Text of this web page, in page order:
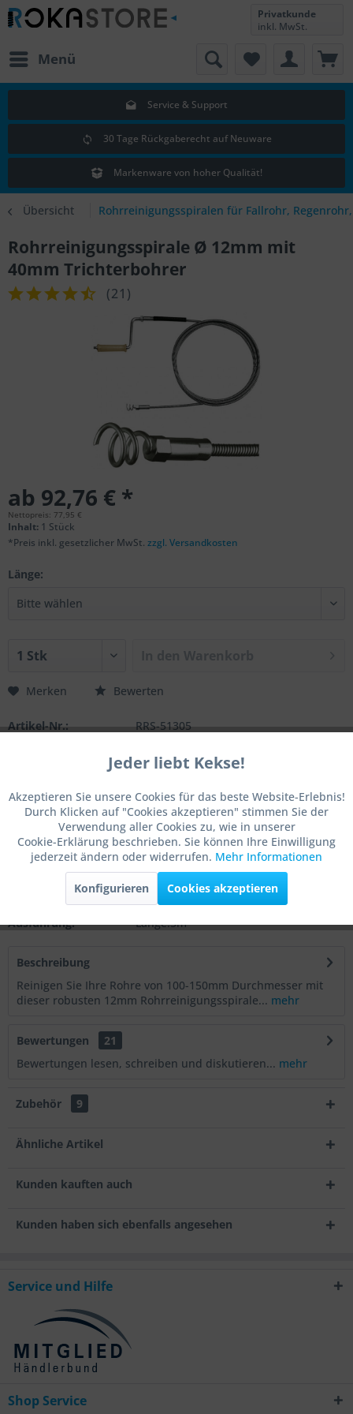
Menü
Privatkunde
inkl. MwSt.
Service & Support
30 Tage Rückgaberecht auf Neuware
Markenware von hoher Qualität!
Übersicht Rohrreinigungsspiralen für Fallrohr,
Rohrreinigungsspirale Ø 12mm mit
40mm Trichterbohrer
(21 )
ab 92,76 € *
Nettopreis: 77,95 €
Inhalt: 1 Stück
*Preis inkl. gesetzlicher MwSt. zzgl. Versandkosten
Länge:
Merken Bewerten
Artikel-Nr.:
RRS-51305
RRS-51305
Ratgeber Artikel zu diesem Produkt
Die richtige Länge einer Rohrreinigungsspirale ermitteln
Rohrreinigungsspirale: Funktion und Anwendung
So finden Sie den richtigen Durchmesser einer
Rohrreinigungsspirale
4260573370450
Ausführung:
Länge:5m
Beschreibung
Reinigen Sie Ihre Rohre von 100-150mm Durchmesser mit
dieser robusten 12mm Rohrreinigungsspirale... mehr
Bewertungen
21
Bewertungen lesen, schreiben und diskutieren... mehr
Zubehör 9
Ähnliche Artikel
Kunden kauften auch
Kunden haben sich ebenfalls angesehen
Service und Hilfe
Shop Service
Marketing Aktiv
Tracking Aktiv
Aktiv
Sonstige
Jeder liebt Kekse!
Akzeptieren Sie unsere Cookies für das beste Website-Erlebnis!
Durch Klicken auf "Cookies akzeptieren" stimmen Sie der
Verwendung aller Cookies zu, wie in unserer
Cookie-Erklärung beschrieben. Sie können Ihre Einwilligung
jederzeit ändern oder widerrufen. Mehr Informationen
Konfigurieren Cookies akzeptieren